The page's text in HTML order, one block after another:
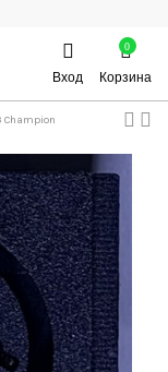
Вход
0
Корзина
Champion